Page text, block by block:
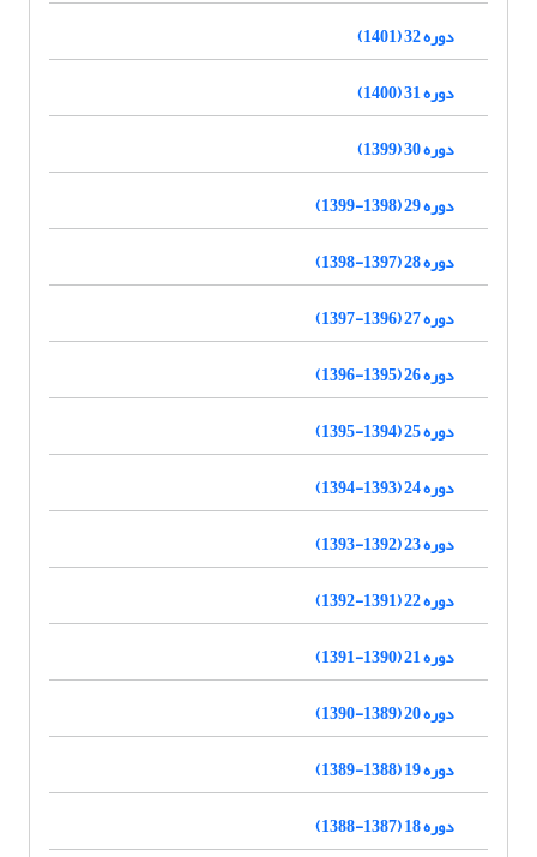
دوره 32 (1401)
دوره 31 (1400)
دوره 30 (1399)
دوره 29 (1398-1399)
دوره 28 (1397-1398)
دوره 27 (1396-1397)
دوره 26 (1395-1396)
دوره 25 (1394-1395)
دوره 24 (1393-1394)
دوره 23 (1392-1393)
دوره 22 (1391-1392)
دوره 21 (1390-1391)
دوره 20 (1389-1390)
دوره 19 (1388-1389)
دوره 18 (1387-1388)